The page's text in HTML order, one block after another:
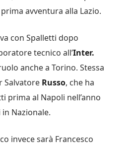
avventura alla Lazio.
con Spalletti dopo
tecnico all’Inter.
anche a Torino. Stessa
Salvatore Russo, che ha
prima al Napoli nell’anno
Nazionale.
invece sarà Francesco